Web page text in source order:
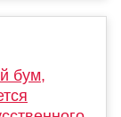
бум,